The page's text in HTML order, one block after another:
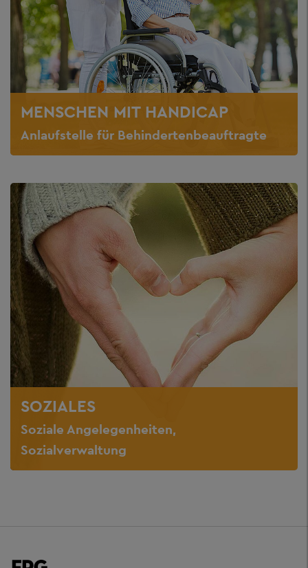
MENSCHEN MIT HANDICAP
Anlaufstelle für Behindertenbeauftragte
SOZIALES
Soziale Angelegenheiten,
Sozialverwaltung